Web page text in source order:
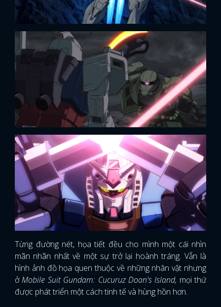
Từng đường nét, họa tiết đều cho mình một cái nhìn
mãn nhãn nhất về một sự trở lại hoành tráng. Vẫn là
hình ảnh đồ họa quen thuộc về những nhân vật nhưng
ởMobile Suit Gundam: Cucuruz Doan's Island, mọi thứ
được phát triển một cách tinh tế và hùng hồn hơn.